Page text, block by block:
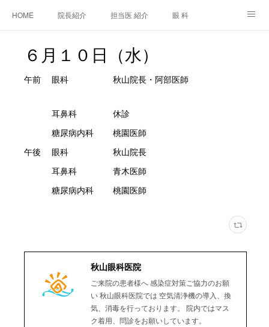
HOME 院長紹介 担当医 紹介 眼 科
アクセス ご相談・お問合せ 施設基準等及び掲示事項について
６月１０日（水）
午前 眼科 秋山院長・阿部医師
耳鼻科 休診
糖尿病内科 桃園医師
午後 眼科 秋山院長
耳鼻科 青木医師
糖尿病内科 桃園医師
秋山眼科医院
ご来院の患者様へ 感染症対策ご協力のお願
い 秋山眼科医院では 空気清浄機の導入、換
気、消毒を行っております。 院内ではマス
ク着用、問診をお願いしています。